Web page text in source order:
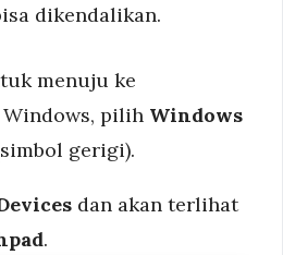
dikendalikan.
menuju ke
pilih Windows
gerigi).
dan akan terlihat
.